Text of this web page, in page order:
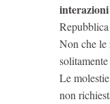
Non che le
Le
non